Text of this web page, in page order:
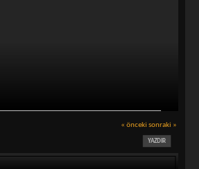
« önceki sonraki »
YAZDIR